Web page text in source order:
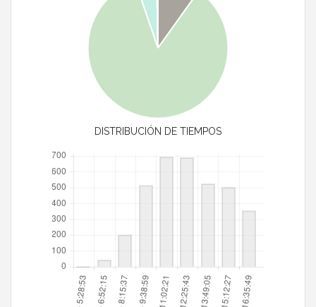
DISTRIBUCIÓN DE TIEMPOS